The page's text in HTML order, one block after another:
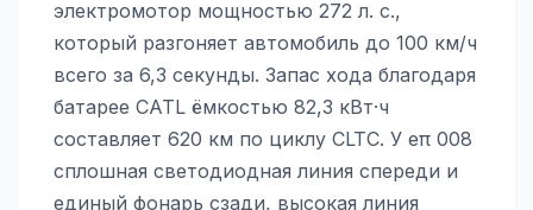
электромотор мощностью 272 л. с.,
который разгоняет автомобиль до 100 км/ч
всего за 6,3 секунды. Запас хода благодаря
батарее CATL ёмкостью 82,3 кВт·ч
составляет 620 км по циклу CLTC. У eπ 008
сплошная светодиодная линия спереди и
единый фонарь сзади, высокая линия